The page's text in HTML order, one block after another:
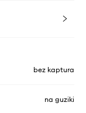
bez kaptura
na guziki